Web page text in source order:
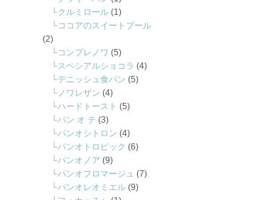
クルミロール (1)
ココアのスイートブール
(2)
コンプレノワ (5)
スペシアルショコラ (4)
デニッシュ食パン (5)
ノワレザン (4)
ハードトースト (5)
パン オ テ (3)
パンオシトロン (4)
パンオトロピック (6)
パンオノア (9)
パンオフロマージュ (7)
パンオレオミエル (9)